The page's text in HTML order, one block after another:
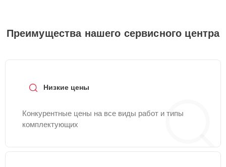
службы заботы о клиентах. Для расчета итоговой
стоимости ремонта посудомоечной машины
Преимущества нашего сервисного центра
Низкие цены
Конкурентные цены на все виды работ и типы
комплектующих